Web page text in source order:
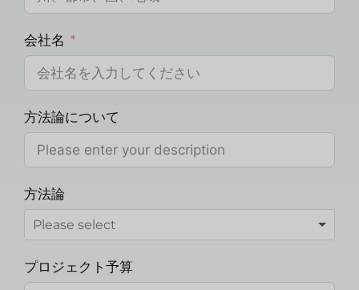
会社名
方法論について
方法論
プロジェクト予算